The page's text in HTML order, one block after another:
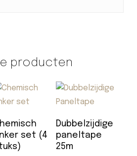
producten
Lees verder
set (4
Toevoegen
aan
winkelwagen
Dubbelzijdige
paneltape
25m